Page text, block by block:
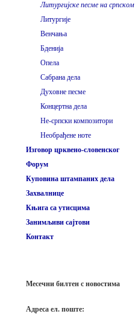
Литургијске песме на српском
Литургије
Венчања
Бденија
Опела
Сабрана дела
Духовне песме
Концертна дела
Не-српски композитори
Необрађене ноте
Изговор црквено-словенског
Форум
Куповина штампаних дела
Захвалнице
Књига са утисцима
Занимљиви сајтови
Контакт
Месечни билтен с новостима
Адреса ел. поште: